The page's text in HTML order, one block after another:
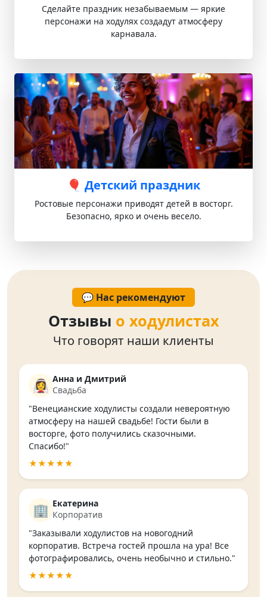
Сделайте праздник незабываемым — яркие
персонажи на ходулях создадут атмосферу
карнавала.
🎈 Детский праздник
Ростовые персонажи приводят детей в восторг.
Безопасно, ярко и очень весело.
💬 Нас рекомендуют
Отзывы о ходулистах
Что говорят наши клиенты
👰‍♀️ Анна и Дмитрий
Свадьба
"Венецианские ходулисты создали невероятную
атмосферу на нашей свадьбе! Гости были в
восторге, фото получились сказочными.
Спасибо!"
★★★★★
🏢 Екатерина
Корпоратив
"Заказывали ходулистов на новогодний
корпоратив. Встреча гостей прошла на ура! Все
фотографировались, очень необычно и стильно."
★★★★★